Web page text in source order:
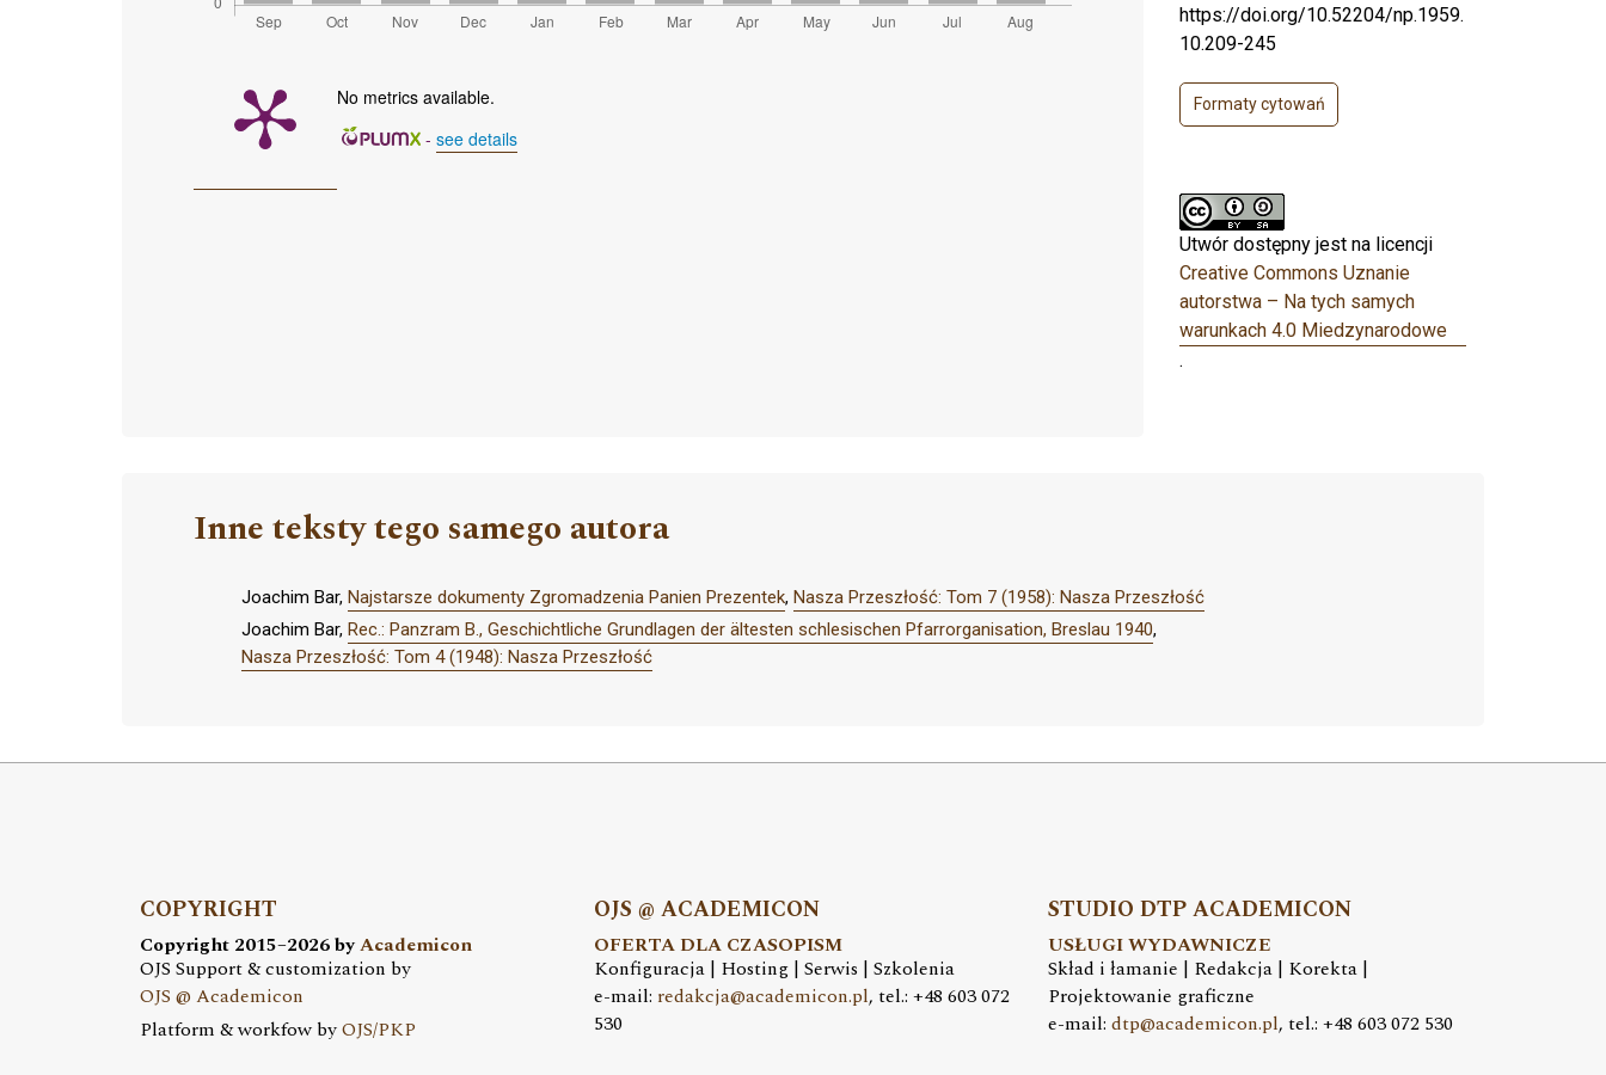
No metrics available.
- see details
https://doi.org/10.52204/np.1959.
10.209-245
Formaty cytowań
Utwór dostępny jest na licencji
Creative Commons Uznanie
autorstwa – Na tych samych
warunkach 4.0 Miedzynarodowe
.
Inne teksty tego samego autora
Joachim Bar, Najstarsze dokumenty Zgromadzenia Panien Prezentek, Nasza Przeszłość: Tom 7 (1958): Nasza Przeszłość
Joachim Bar, Rec.: Panzram B., Geschichtliche Grundlagen der ältesten schlesischen Pfarrorganisation, Breslau 1940,
Nasza Przeszłość: Tom 4 (1948): Nasza Przeszłość
COPYRIGHT
Copyright 2015–2026 byAcademicon
OJS Support & customization by
OJS @ Academicon
Platform & workfow byOJS/PKP
OJS @ ACADEMICON
OFERTA DLA CZASOPISM
Konfiguracja | Hosting | Serwis | Szkolenia
e-mail: redakcja@academicon.pl, tel.: +48 603 072
530
STUDIO DTP ACADEMICON
USŁUGI WYDAWNICZE
Skład i łamanie | Redakcja | Korekta |
Projektowanie graficzne
e-mail: dtp@academicon.pl, tel.: +48 603 072 530